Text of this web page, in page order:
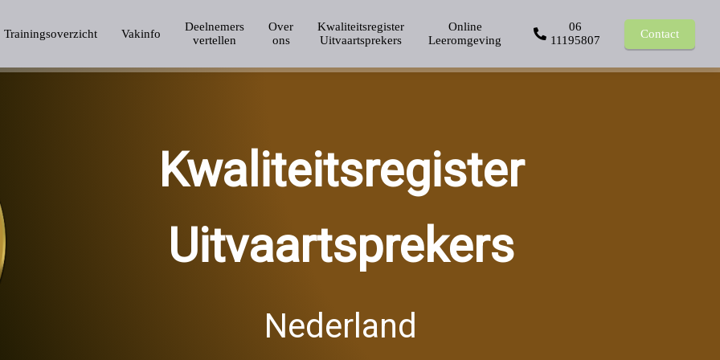
Trainingsoverzicht Vakinfo
Deelnemers
vertellen
Over
ons
Kwaliteitsregister
Uitvaartsprekers
Online
Leeromgeving
06
11195807
Contact
Kwaliteitsregister
Uitvaartsprekers
Nederland